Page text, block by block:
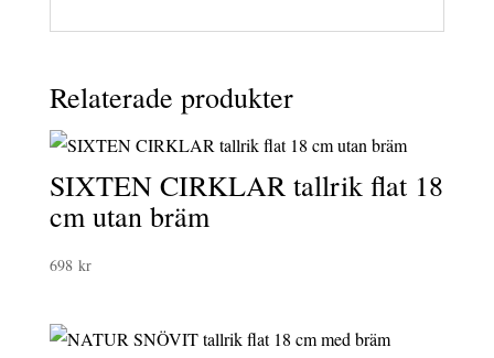
Relaterade produkter
SIXTEN CIRKLAR tallrik flat 18
cm utan bräm
698 kr